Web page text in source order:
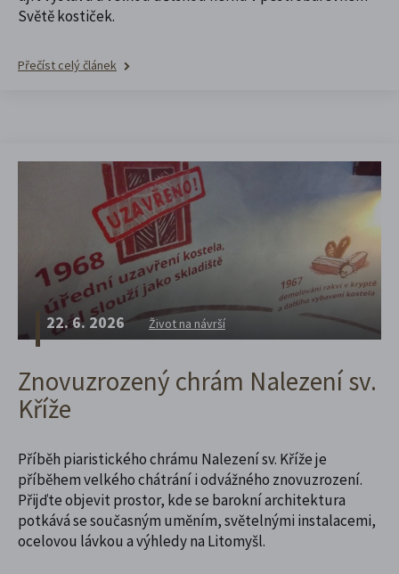
Světě kostiček.
Přečíst celý článek
22. 6. 2026 Život na návrší
Znovuzrozený chrám Nalezení sv.
Kříže
Příběh piaristického chrámu Nalezení sv. Kříže je
příběhem velkého chátrání i odvážného znovuzrození.
Přijďte objevit prostor, kde se barokní architektura
potkává se současným uměním, světelnými instalacemi,
ocelovou lávkou a výhledy na Litomyšl.